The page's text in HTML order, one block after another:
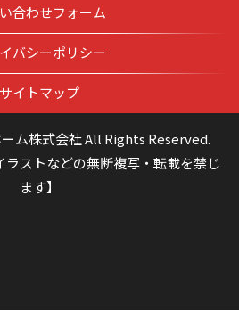
合わせフォーム
バシーポリシー
サイトマップ
ム株式会社 All Rights Reserved.
ラストなどの無断複写・転載を禁じ
ます】